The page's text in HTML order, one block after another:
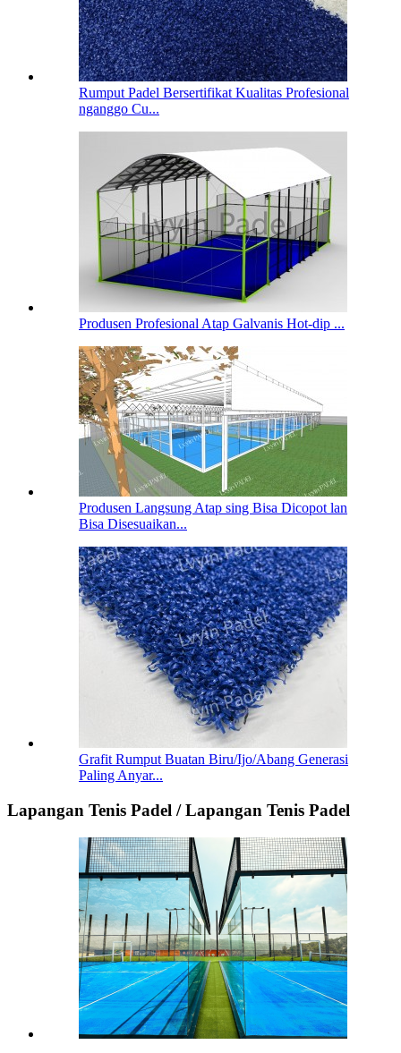
Rumput Padel Bersertifikat Kualitas Profesional
nganggo Cu...
Produsen Profesional Atap Galvanis Hot-dip ...
Produsen Langsung Atap sing Bisa Dicopot lan
Bisa Disesuaikan...
Grafit Rumput Buatan Biru/Ijo/Abang Generasi
Paling Anyar...
Lapangan Tenis Padel / Lapangan Tenis Padel